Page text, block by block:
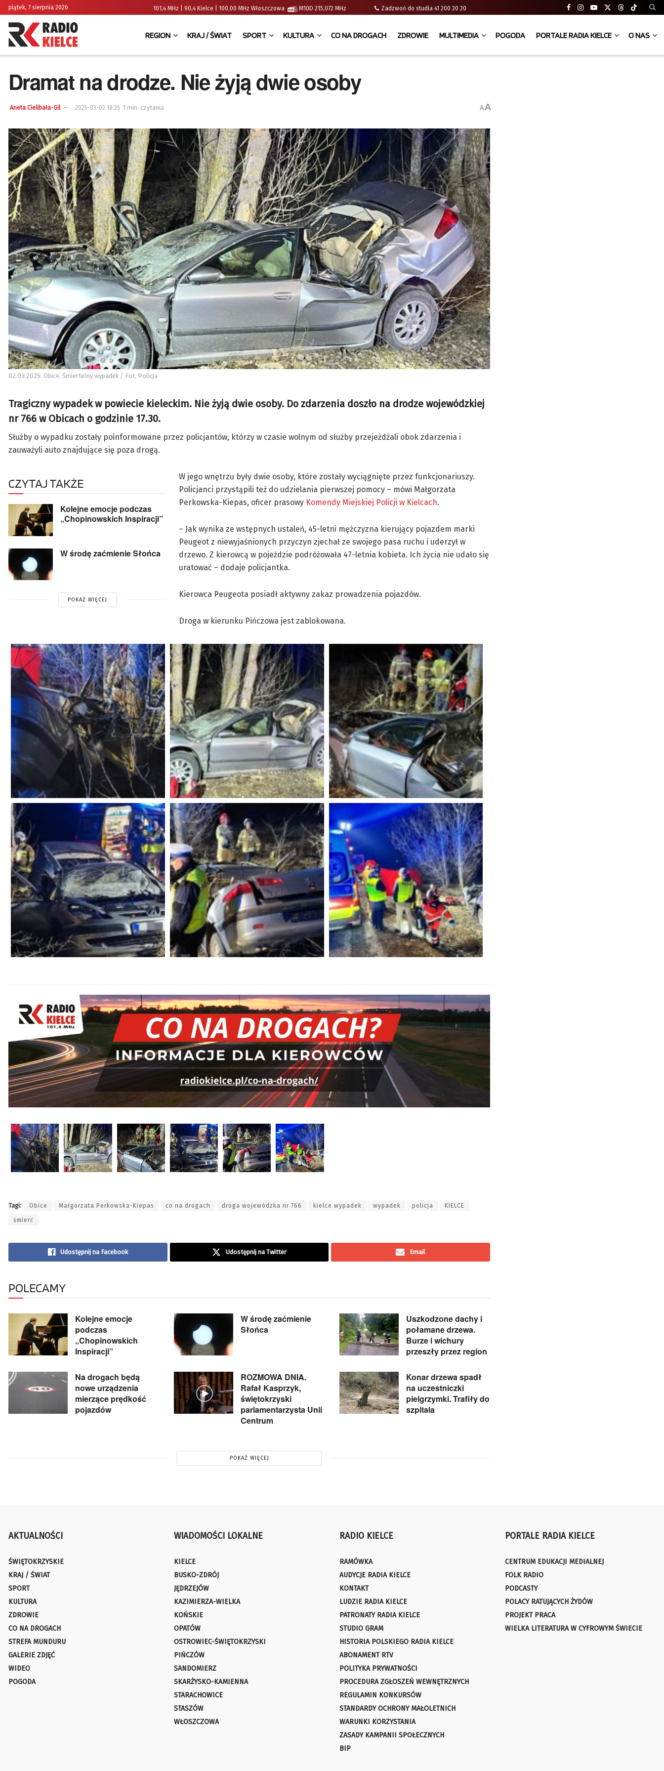
piątek, 7 sierpnia 2026 101,4 MHz | 90,4 Kielce | 100,00 MHz Włoszczowa M10D 215,072 MHz Zadzwoń do studia 41 200 20 20
REGION KRAJ / ŚWIAT SPORT KULTURA CO NA DROGACH ZDROWIE MULTIMEDIA POGODA PORTALE RADIA KIELCE O NAS
Dramat na drodze. Nie żyją dwie osoby
Aneta Cielibała-Gil 2025-03-02 18:25 1 min. czytania AA
02.03.2025. Obice. Śmiertelny wypadek / Fot. Policja
Tragiczny wypadek w powiecie kieleckim. Nie żyją dwie osoby. Do zdarzenia doszło na drodze wojewódzkiej
nr 766 w Obicach o godzinie 17.30.
Służby o wypadku zostały poinformowane przez policjantów, którzy w czasie wolnym od służby przejeżdżali obok zdarzenia i
zauważyli auto znajdujące się poza drogą.
CZYTAJ TAKŻE
Kolejne emocje podczas
„Chopinowskich Inspiracji”
W środę zaćmienie Słońca
POKAŻ WIĘCEJ
W jego wnętrzu były dwie osoby, które zostały wyciągnięte przez funkcjonariuszy.
Policjanci przystąpili też do udzielania pierwszej pomocy – mówi Małgorzata
Perkowska-Kiepas, oficer prasowy Komendy Miejskiej Policji w Kielcach.
– Jak wynika ze wstępnych ustaleń, 45-letni mężczyzna kierujący pojazdem marki
Peugeot z niewyjaśnionych przyczyn zjechał ze swojego pasa ruchu i uderzył w
drzewo. Z kierowcą w pojeździe podróżowała 47-letnia kobieta. Ich życia nie udało się
uratować – dodaje policjantka.
Kierowca Peugeota posiadł aktywny zakaz prowadzenia pojazdów.
Droga w kierunku Pińczowa jest zablokowana.
Tagi: Obice Małgorzata Perkowska-Kiepas co na drogach droga wojewódzka nr 766 kielce wypadek wypadek policja KIELCE
śmierć
Udostępnij na Facebook Udostępnij na Twitter Email
POLECAMY
Kolejne emocje
podczas
„Chopinowskich
Inspiracji”
W środę zaćmienie
Słońca
Uszkodzone dachy i
połamane drzewa.
Burze i wichury
przeszły przez region
Na drogach będą
nowe urządzenia
mierzące prędkość
pojazdów
ROZMOWA DNIA.
Rafał Kasprzyk,
świętokrzyski
parlamentarzysta Unii
Centrum
Konar drzewa spadł
na uczestniczki
pielgrzymki. Trafiły do
szpitala
POKAŻ WIĘCEJ
AKTUALNOŚCI
ŚWIĘTOKRZYSKIE
KRAJ / ŚWIAT
SPORT
KULTURA
ZDROWIE
CO NA DROGACH
STREFA MUNDURU
GALERIE ZDJĘĆ
WIDEO
POGODA
WIADOMOŚCI LOKALNE
KIELCE
BUSKO-ZDRÓJ
JĘDRZEJÓW
KAZIMIERZA-WIELKA
KOŃSKIE
OPATÓW
OSTROWIEC-ŚWIĘTOKRZYSKI
PIŃCZÓW
SANDOMIERZ
SKARŻYSKO-KAMIENNA
STARACHOWICE
STASZÓW
WŁOSZCZOWA
RADIO KIELCE
RAMÓWKA
AUDYCJE RADIA KIELCE
KONTAKT
LUDZIE RADIA KIELCE
PATRONATY RADIA KIELCE
STUDIO GRAM
HISTORIA POLSKIEGO RADIA KIELCE
ABONAMENT RTV
POLITYKA PRYWATNOŚCI
PROCEDURA ZGŁOSZEŃ WEWNĘTRZNYCH
REGULAMIN KONKURSÓW
STANDARDY OCHRONY MAŁOLETNICH
WARUNKI KORZYSTANIA
ZASADY KAMPANII SPOŁECZNYCH
BIP
PORTALE RADIA KIELCE
CENTRUM EDUKACJI MEDIALNEJ
FOLK RADIO
PODCASTY
POLACY RATUJĄCYCH ŻYDÓW
PROJEKT PRACA
WIELKA LITERATURA W CYFROWYM ŚWIECIE